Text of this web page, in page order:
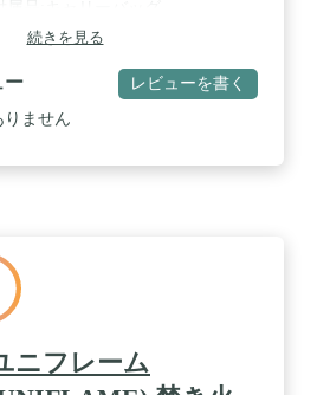
続きを見る
ー レビューを書く
りません
ニフレーム